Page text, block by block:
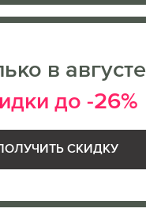
в августе
до -26%
СКИДКУ